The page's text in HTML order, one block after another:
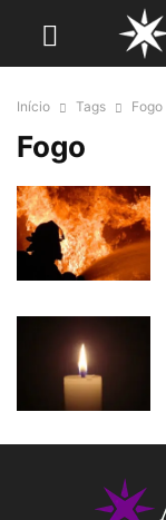
Início Tags Fogo
Fogo